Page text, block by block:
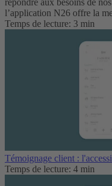
l’application N26 offre la
Temps de lecture: 3 min
Témoignage client :
Temps de lecture: 4 min